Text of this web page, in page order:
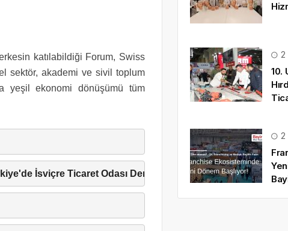
katılabildiği Forum, Swiss
sektör, akademi ve sivil toplum
yeşil ekonomi dönüşümü tüm
İsviçre Ticaret Odası Derneği Başkanı Arpat Şenocak
2
10.
2